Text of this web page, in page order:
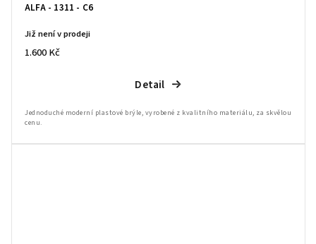
ALFA - 1311 - C6
Již není v prodeji
1.600 Kč
Detail
Jednoduché moderní plastové brýle, vyrobené z kvalitního materiálu, za skvělou